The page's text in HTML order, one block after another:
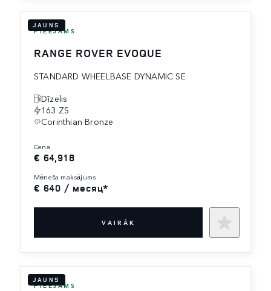
JAUNS
PIEEJAMS
RANGE ROVER EVOQUE
STANDARD WHEELBASE DYNAMIC SE
Dīzelis
163 ZS
Corinthian Bronze
cena
€ 64,918
mēneša maksājums
€ 640 / месяц*
VAIRĀK
JAUNS
PIEEJAMS